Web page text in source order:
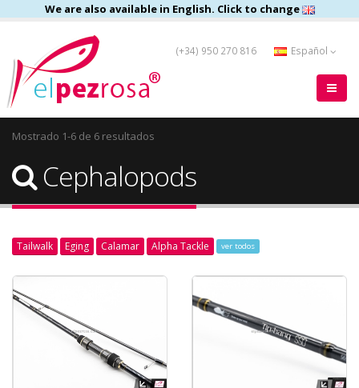
We are also available in English. Click to change
(+34) 950 270 816 Español
Mostrado 1-6 de 6 resultados
Cephalopods
Tailwalk Eging Calamar Alpha Tackle ver todos